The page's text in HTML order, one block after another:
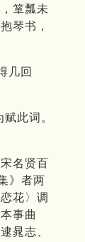
箪瓢未
琴书，
几回
此词。
名贤百
》者两
花〉调
事曲
晁志、